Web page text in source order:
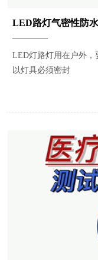
LED路灯气密性防
LED灯路灯用在户外
以灯具必须密封